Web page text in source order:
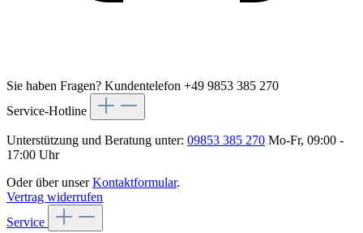
Sie haben Fragen? Kundentelefon +49 9853 385 270
Service-Hotline
Unterstützung und Beratung unter: 09853 385 270 Mo-Fr, 09:00 -
17:00 Uhr
Oder über unserKontaktformular.
Vertrag widerrufen
Service